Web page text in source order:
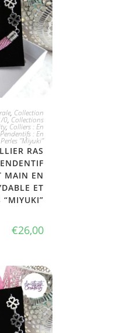
, Collection
0,Collections
,Colliers : En
Pendentifs : En
Perles "Miyuki"
RAS
MAIN EN
ET
“MIYUKI”
€26,00